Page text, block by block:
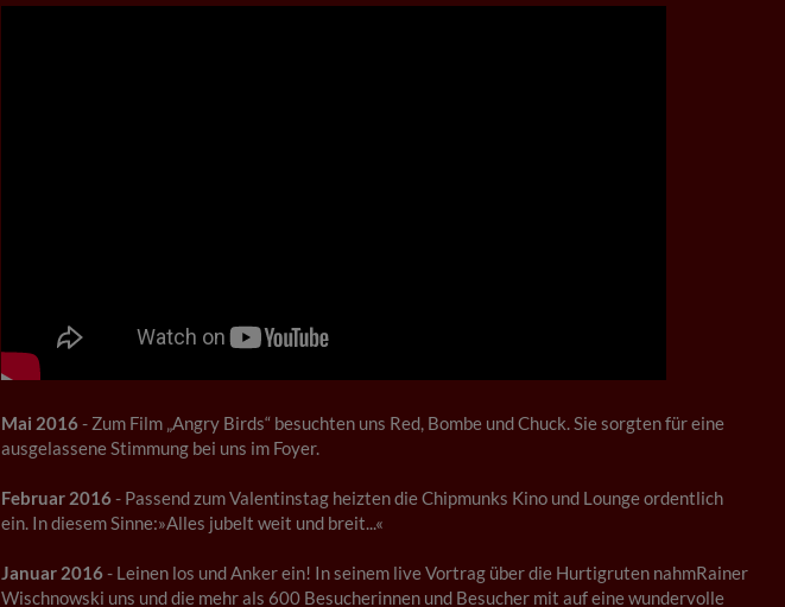
Mai 2016- Zum Film „Angry Birds“ besuchten uns Red, Bombe und Chuck. Sie sorgten für eine
ausgelassene Stimmung bei uns im Foyer.
Februar 2016- Passend zum Valentinstag heizten die Chipmunks Kino und Lounge ordentlich
ein. In diesem Sinne:»Alles jubelt weit und breit...«
Januar 2016- Leinen los und Anker ein! In seinem live Vortrag über die Hurtigruten nahmRainer
Wischnowski uns und die mehr als 600 Besucherinnen und Besucher mit auf eine wundervolle